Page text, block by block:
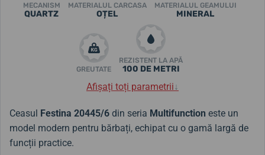
MECANISM
QUARTZ
MATERIALUL CARCASA
OȚEL
MATERIALUL GEAMULUI
MINERAL
GREUTATE
REZISTENT LA APĂ
100 DE METRI
Afișați toți parametrii↓
Ceasul Festina 20445/6 din seria Multifunction este un
model modern pentru bărbați, echipat cu o gamă largă de
funcții practice.